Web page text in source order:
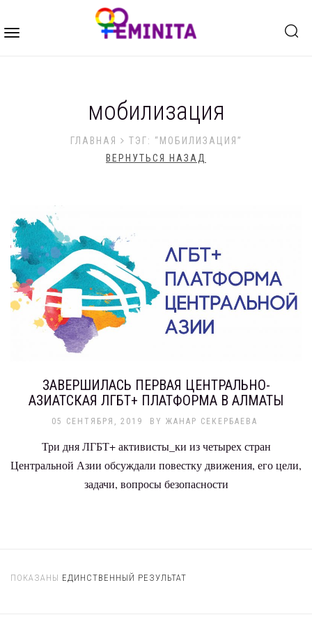
Toggle
мобилизация
ГЛАВНАЯ
ТЭГ: “МОБИЛИЗАЦИЯ”
ВЕРНУТЬСЯ НАЗАД
ЗАВЕРШИЛАСЬ ПЕРВАЯ ЦЕНТРАЛЬНО-
АЗИАТСКАЯ ЛГБТ+ ПЛАТФОРМА В АЛМАТЫ
05 СЕНТЯБРЯ, 2019 BY ЖАНАР СЕКЕРБАЕВА
Три дня ЛГБТ+ активисты_ки из четырех стран
Центральной Азии обсуждали повестку движения, его цели,
задачи, вопросы безопасности
ПОКАЗАНЫ ЕДИНСТВЕННЫЙ РЕЗУЛЬТАТ